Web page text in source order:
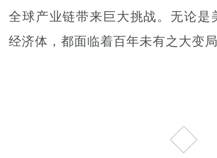
全球产业链带来巨大挑战。无论是
经济体，都面临着百年未有之大变